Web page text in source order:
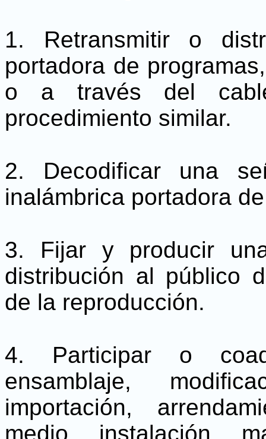
1. Retransmitir o
portadora de
o a través del
procedimiento similar.
2. Decodificar una
inalámbrica portadora
3. Fijar y producir
distribución al público
de la reproducción.
4. Participar o
ensamblaje,
importación,
medio, instalación,